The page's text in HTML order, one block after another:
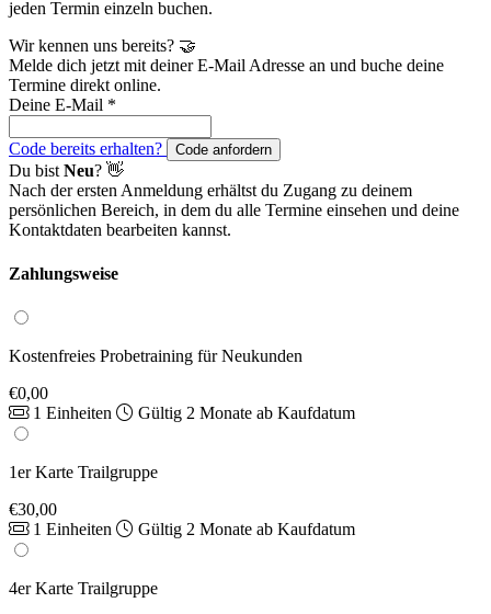
jeden Termin einzeln buchen.
Wir kennen uns bereits? 🤝
Melde dich jetzt mit deiner E-Mail Adresse an und buche deine
Termine direkt online.
Deine E-Mail *
Code bereits erhalten? Code anfordern
Du bist Neu? 👋
Nach der ersten Anmeldung erhältst du Zugang zu deinem
persönlichen Bereich, in dem du alle Termine einsehen und deine
Kontaktdaten bearbeiten kannst.
Zahlungsweise
Kostenfreies Probetraining für Neukunden
€0,00
1 Einheiten
Gültig 2 Monate ab Kaufdatum
1er Karte Trailgruppe
€30,00
1 Einheiten
Gültig 2 Monate ab Kaufdatum
4er Karte Trailgruppe